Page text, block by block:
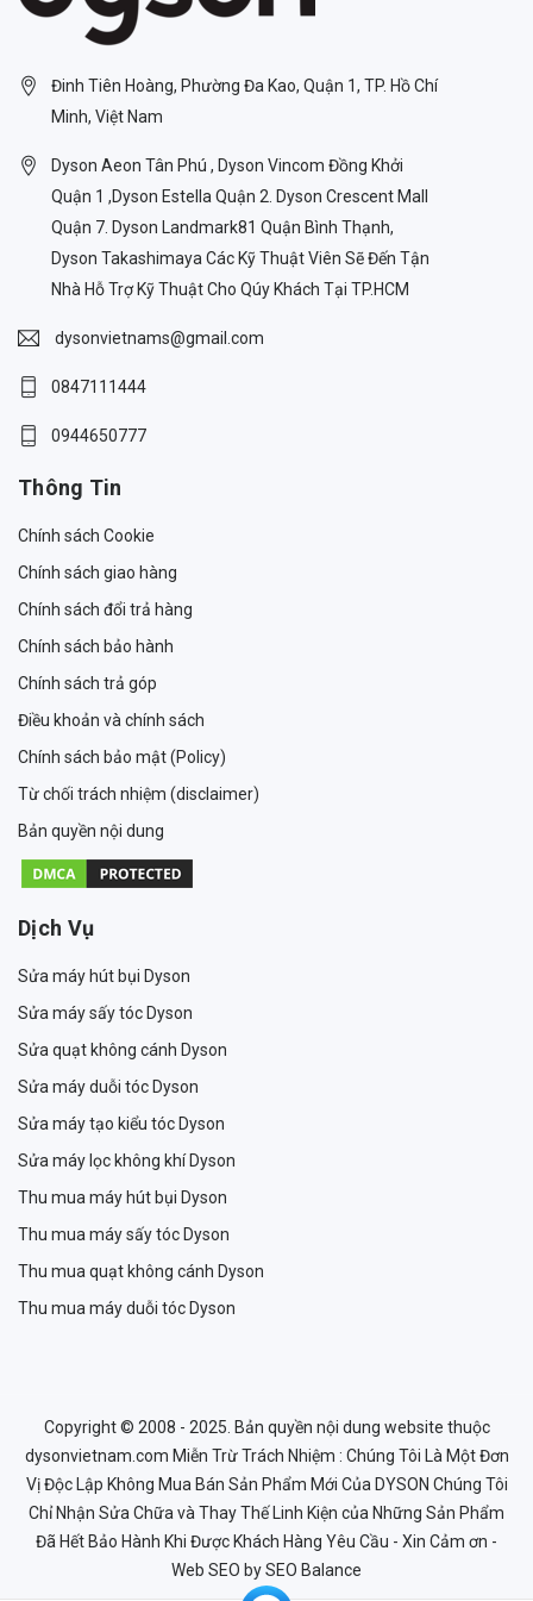
Đinh Tiên Hoàng, Phường Đa Kao, Quận 1, TP. Hồ Chí
Minh, Việt Nam
Dyson Aeon Tân Phú , Dyson Vincom Đồng Khởi
Quận 1 ,Dyson Estella Quận 2. Dyson Crescent Mall
Quận 7. Dyson Landmark81 Quận Bình Thạnh,
Dyson Takashimaya Các Kỹ Thuật Viên Sẽ Đến Tận
Nhà Hỗ Trợ Kỹ Thuật Cho Qúy Khách Tại TP.HCM
dysonvietnams@gmail.com
0847111444
0944650777
Thông Tin
Chính sách Cookie
Chính sách giao hàng
Chính sách đổi trả hàng
Chính sách bảo hành
Chính sách trả góp
Điều khoản và chính sách
Chính sách bảo mật (Policy)
Từ chối trách nhiệm (disclaimer)
Bản quyền nội dung
Dịch Vụ
Sửa máy hút bụi Dyson
Sửa máy sấy tóc Dyson
Sửa quạt không cánh Dyson
Sửa máy duỗi tóc Dyson
Sửa máy tạo kiểu tóc Dyson
Sửa máy lọc không khí Dyson
Thu mua máy hút bụi Dyson
Thu mua máy sấy tóc Dyson
Thu mua quạt không cánh Dyson
Thu mua máy duỗi tóc Dyson
Copyright © 2008 - 2025. Bản quyền nội dung website thuộc
dysonvietnam.com Miễn Trừ Trách Nhiệm : Chúng Tôi Là Một Đơn
Vị Độc Lập Không Mua Bán Sản Phẩm Mới Của DYSON Chúng Tôi
Chỉ Nhận Sửa Chữa và Thay Thế Linh Kiện của Những Sản Phẩm
Đã Hết Bảo Hành Khi Được Khách Hàng Yêu Cầu - Xin Cảm ơn -
Web SEO by SEO Balance